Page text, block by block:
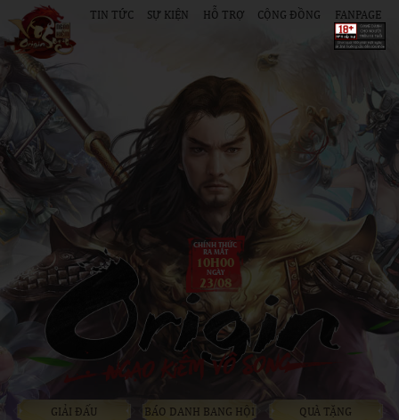
TIN TỨC SỰ KIỆN HỖ TRỢ CỘNG ĐỒNG FANPAGE
CHÍNH THỨC
RA MẮT
10H00
NGÀY
23/08
GIẢI ĐẤU BÁO DANH BANG HỘI QUÀ TẶNG